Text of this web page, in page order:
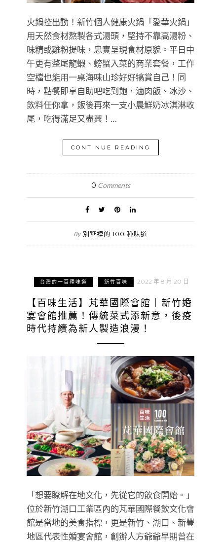
火鍋控出動！新竹個人健康火鍋「愛華火鍋」
用天然食材熬製各式湯頭，堅持不靠高湯粉、
味精或雞粉提味，忠實呈現食材原貌。平日中
午更有整尾龍蝦、螃蟹入菜的商業套餐，工作
空檔也能用一桌海味山珍好好犒賞自己！同
時，點餐即享自助吧吃到飽，滷肉飯、冰沙、
飲料任你拿，飯後再來一支小農鮮奶冰淇淋收
尾，吃得滿足又盡興！…
CONTINUE READING
0 Comments
By 別墅裡的 100 種味道
台灣的一百種味道 新竹百味 2022 年 8 月 20 日
【百味生活】芃華國際會館｜新竹婚
宴會館推薦！傳統菜式添新意，後疫
時代持續為新人製造浪漫！
「想要瞭解在地文化，先從它的飲食開始。」
位於新竹湖口工業區內的芃華國際餐飲文化會
館是當地的美食指標，更是新竹、湖口、新豐
地區代表性婚宴會館，創辦人方爺爺早期曾在